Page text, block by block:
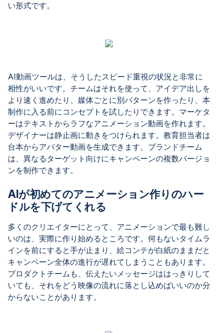
い形式です。
AI動画ツールは、そうしたスピード重視の状況と非常に
相性がいいです。チームはそれを使って、アイデア出しを
より速く進めたり、媒体ごとに別パターンを作ったり、本
制作に入る前にコンセプトを試したりできます。マーケタ
ーはテキストからラフなアニメーション動画を作れます。
デザイナーは静止画に動きをつけられます。教育担当者は
台本からアバター動画を生成できます。ブランドチーム
は、異なるターゲット向けにキャンペーンの複数バージョ
ンを制作できます。
AIが初めてのアニメーション作りのハー
ドルを下げてくれる
多くのクリエイターにとって、アニメーションで最も難し
いのは、実際に作り始めるところです。何もないタイムラ
インを前にすると手が止まり、絵コンテが白紙のままだと
キャンペーン全体の進行が遅れてしまうこともあります。
プロダクトチームも、伝えたいメッセージははっきりして
いても、それをどう映像の流れに落とし込めばいいのか分
からないことがあります。